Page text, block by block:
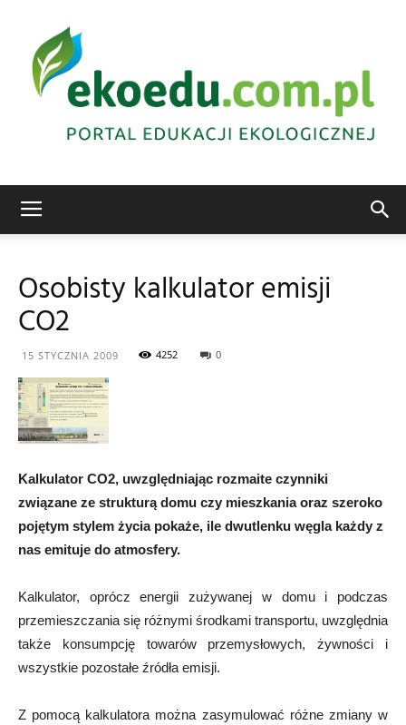
Osobisty kalkulator emisji
CO2
15 STYCZNIA 2009 4252 0
Kalkulator CO2, uwzględniając rozmaite czynniki
związane ze strukturą domu czy mieszkania oraz szeroko
pojętym stylem życia pokaże, ile dwutlenku węgla każdy z
nas emituje do atmosfery.
Kalkulator, oprócz energii zużywanej w domu i podczas
przemieszczania się różnymi środkami transportu, uwzględnia
także konsumpcję towarów przemysłowych, żywności i
wszystkie pozostałe źródła emisji.
Z pomocą kalkulatora można zasymulować różne zmiany w